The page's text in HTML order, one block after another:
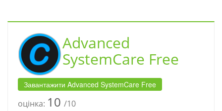
Advanced
SystemCare Free
Завантажити Advanced SystemCare Free
оцінка: 10 /10